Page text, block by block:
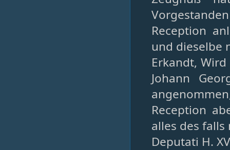
Reception
und dieselbe
Erkandt,
Johann
Reception
alles des
Deputati H.